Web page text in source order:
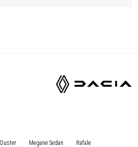
Duster Megane Sedan Rafale